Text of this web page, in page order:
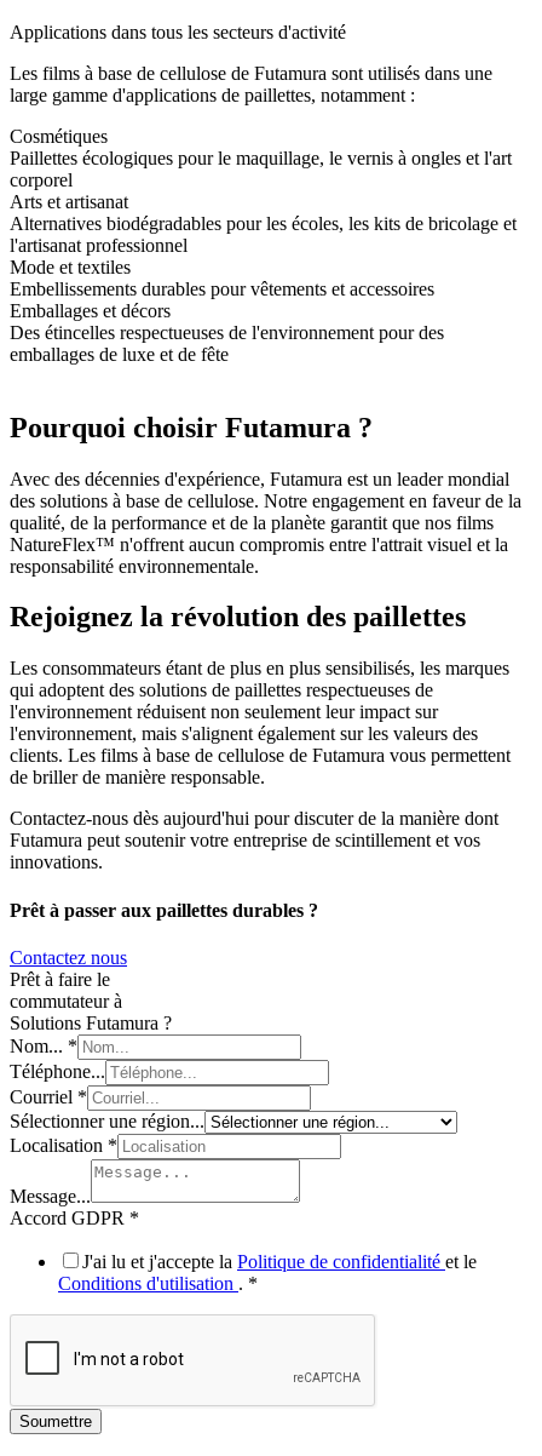
Applications dans tous les secteurs d'activité
Les films à base de cellulose de Futamura sont utilisés dans une
large gamme d'applications de paillettes, notamment :
Cosmétiques
Paillettes écologiques pour le maquillage, le vernis à ongles et l'art
corporel
Arts et artisanat
Alternatives biodégradables pour les écoles, les kits de bricolage et
l'artisanat professionnel
Mode et textiles
Embellissements durables pour vêtements et accessoires
Emballages et décors
Des étincelles respectueuses de l'environnement pour des
emballages de luxe et de fête
Pourquoi choisir Futamura ?
Avec des décennies d'expérience, Futamura est un leader mondial
des solutions à base de cellulose. Notre engagement en faveur de la
qualité, de la performance et de la planète garantit que nos films
NatureFlex™ n'offrent aucun compromis entre l'attrait visuel et la
responsabilité environnementale.
Rejoignez la révolution des paillettes
Les consommateurs étant de plus en plus sensibilisés, les marques
qui adoptent des solutions de paillettes respectueuses de
l'environnement réduisent non seulement leur impact sur
l'environnement, mais s'alignent également sur les valeurs des
clients. Les films à base de cellulose de Futamura vous permettent
de briller de manière responsable.
Contactez-nous dès aujourd'hui pour discuter de la manière dont
Futamura peut soutenir votre entreprise de scintillement et vos
innovations.
Prêt à passer aux paillettes durables ?
Contactez nous
Prêt à faire le
commutateur à
Solutions Futamura ?
Nom... *
Téléphone...
Courriel *
Téléphone...
Message...
Sélectionner une région...
Localisation *
Message...
Accord GDPR *
J'ai lu et j'accepte la Politique de confidentialité et le
Conditions d'utilisation . *
Soumettre